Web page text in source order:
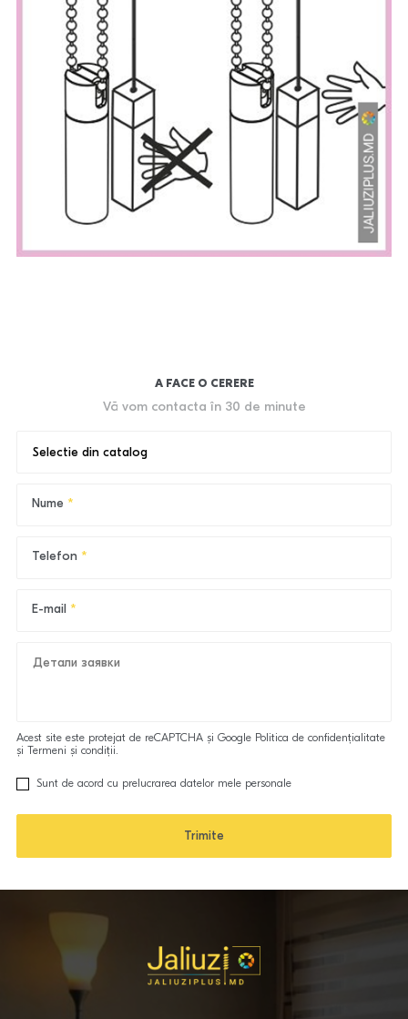
A FACE O CERERE
Vă vom contacta în 30 de minute
Nume
Telefon
E-mail
Acest site este protejat de reCAPTCHA și Google Politica de confidenţialitate
şi
Termeni şi condiţii.
Sunt de acord cu prelucrarea datelor mele personale
Trimite